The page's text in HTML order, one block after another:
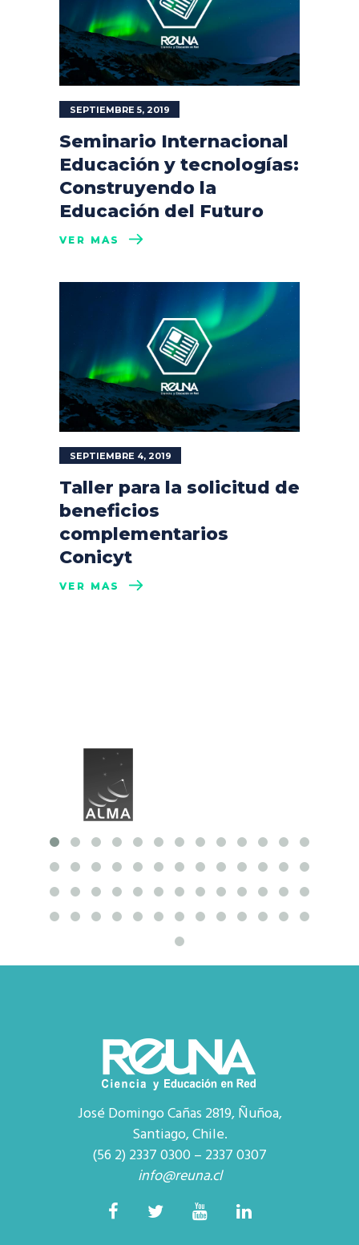
SEPTIEMBRE 5, 2019
Seminario Internacional
Educación y tecnologías:
Construyendo la
Educación del Futuro
VER MÁS
SEPTIEMBRE 4, 2019
Taller para la solicitud de
beneficios
complementarios
Conicyt
VER MÁS
José Domingo Cañas 2819, Ñuñoa,
Santiago, Chile.
(56 2) 2337 0300 – 2337 0307
info@reuna.cl